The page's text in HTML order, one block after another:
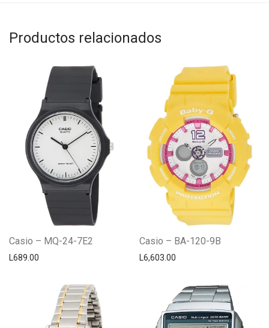
Productos relacionados
Casio – MQ-24-7E2
L689.00
Casio – BA-120-9B
L6,603.00